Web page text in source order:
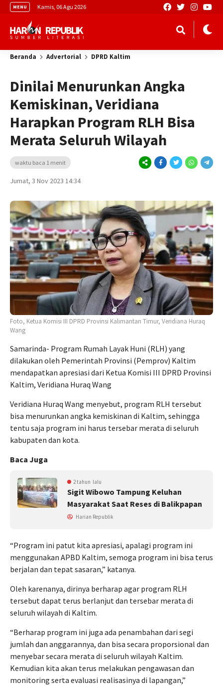
MENU Kamis, 06 Agu 2026
Beranda Advertorial DPRD Kaltim
Dinilai Menurunkan Angka
Kemiskinan, Veridiana
Harapkan Program RLH Bisa
Merata Seluruh Wilayah
waktu baca 1 menit
Jumat, 3 Nov 2023 14:34
Foto, Ketua Komisi III DPRD Provinsi Kalimantan Timur, Veridiana Huraq
Wang
Samarinda- Program Rumah Layak Huni (RLH) yang
dilakukan oleh Pemerintah Provinsi (Pemprov) Kaltim
mendapatkan apresiasi dari Ketua Komisi III DPRD Provinsi
Kaltim, Veridiana Huraq Wang
Veridiana Huraq Wang menyebut, program RLH tersebut
bisa menurunkan angka kemiskinan di Kaltim, sehingga
tentu saja program ini harus tersebar merata di seluruh
kabupaten dan kota.
Baca Juga
2 tahun lalu
Sigit Wibowo Tampung Keluhan
Masyarakat Saat Reses di Balikpapan
Harian Republik
“Program ini patut kita apresiasi, apalagi program ini
menggunakan APBD Kaltim, semoga program ini bisa terus
berjalan dan tepat sasaran,” katanya.
Oleh karenanya, dirinya berharap agar program RLH
tersebut dapat terus berlanjut dan tersebar merata di
seluruh wilayah di Kaltim.
“Berharap program ini juga ada penambahan dari segi
jumlah dan anggarannya, dan bisa secara proporsional dan
menyebar secara merata di seluruh wilayah Kaltim.
Kemudian kita akan terus melakukan pengawasan dan
monitoring serta evaluasi realisasinya di lapangan,”